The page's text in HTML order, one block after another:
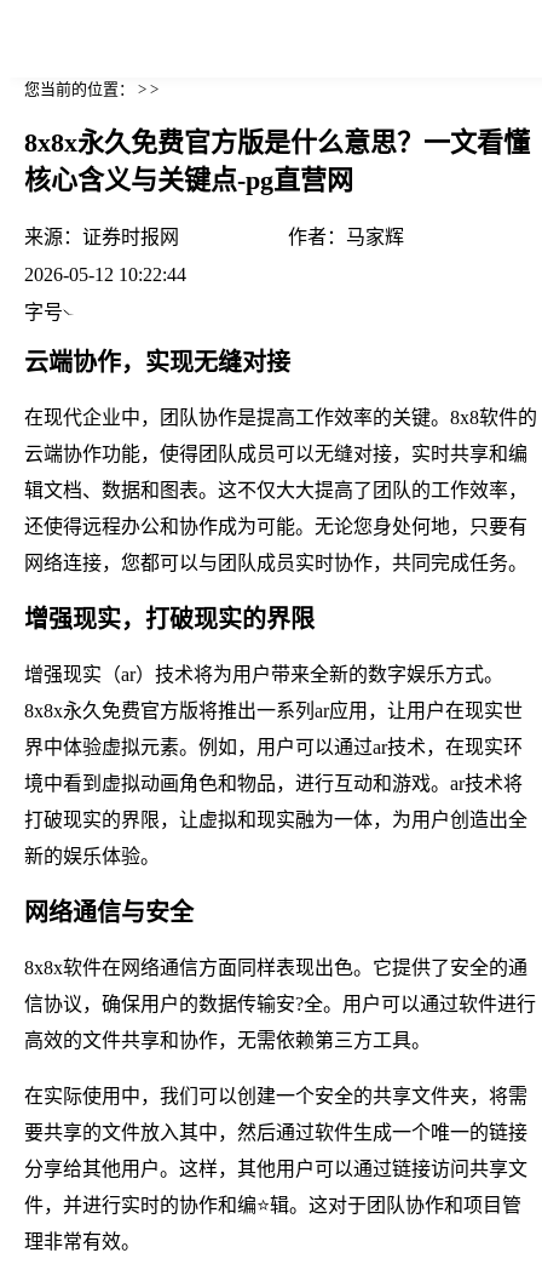
您当前的位置： > >
8x8x永久免费官方版是什么意思？一文看懂
核心含义与关键点-pg直营网
来源： 证券时报网 作者： 马家辉
2026-05-12 10:22:44
字号
云端协作，实现无缝对接
在现代企业中，团队协作是提高工作效率的关键。8x8软件的
云端协作功能，使得团队成员可以无缝对接，实时共享和编
辑文档、数据和图表。这不仅大大提高了团队的工作效率，
还使得远程办公和协作成为可能。无论您身处何地，只要有
网络连接，您都可以与团队成员实时协作，共同完成任务。
增强现实，打破现实的界限
增强现实（ar）技术将为用户带来全新的数字娱乐方式。
8x8x永久免费官方版将推出一系列ar应用，让用户在现实世
界中体验虚拟元素。例如，用户可以通过ar技术，在现实环
境中看到虚拟动画角色和物品，进行互动和游戏。ar技术将
打破现实的界限，让虚拟和现实融为一体，为用户创造出全
新的娱乐体验。
网络通信与安全
8x8x软件在网络通信方面同样表现出色。它提供了安全的通
信协议，确保用户的数据传输安?全。用户可以通过软件进行
高效的文件共享和协作，无需依赖第三方工具。
在实际使用中，我们可以创建一个安全的共享文件夹，将需
要共享的文件放入其中，然后通过软件生成一个唯一的链接
分享给其他用户。这样，其他用户可以通过链接访问共享文
件，并进行实时的协作和编⭐辑。这对于团队协作和项目管
理非常有效。